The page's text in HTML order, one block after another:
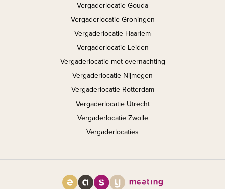
Vergaderlocatie Gouda
Vergaderlocatie Groningen
Vergaderlocatie Haarlem
Vergaderlocatie Leiden
Vergaderlocatie met overnachting
Vergaderlocatie Nijmegen
Vergaderlocatie Rotterdam
Vergaderlocatie Utrecht
Vergaderlocatie Zwolle
Vergaderlocaties